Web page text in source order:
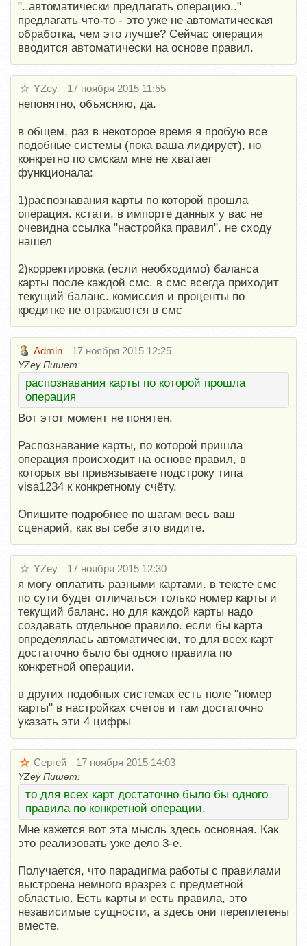
"..автоматически предлагать операцию.."
предлагать что-то - это уже не автоматическая
обработка, чем это лучше? Сейчас операция
вводится автоматически на основе правил.
YZey 17 ноября 2015 11:55
непонятно, объясняю, да.
в общем, раз в некоторое время я пробую все
подобные системы (пока ваша лидирует), но
конкретно по смскам мне не хватает
функционала:
1)распознавания карты по которой прошла
операция. кстати, в импорте данных у вас не
очевидна ссылка "настройка правил". не сходу
нашел
2)корректировка (если необходимо) баланса
карты после каждой смс. в смс всегда приходит
текущий баланс. комиссия и проценты по
кредитке не отражаются в смс
Admin 17 ноября 2015 12:25
YZey Пишет:
распознавания карты по которой прошла
операция
Вот этот момент не понятен.
Распознавание карты, по которой пришла
операция происходит на основе правил, в
которых вы привязываете подстроку типа
visa1234 к конкретному счёту.
Опишите подробнее по шагам весь ваш
сценарий, как вы себе это видите.
YZey 17 ноября 2015 12:30
я могу оплатить разными картами. в тексте смс
по сути будет отличаться только номер карты и
текущий баланс. но для каждой карты надо
создавать отдельное правило. если бы карта
определялась автоматически, то для всех карт
достаточно было бы одного правила по
конкретной операции.
в других подобных системах есть поле "номер
карты" в настройках счетов и там достаточно
указать эти 4 цифры
Сергей 17 ноября 2015 14:03
YZey Пишет:
то для всех карт достаточно было бы одного
правила по конкретной операции.
Мне кажется вот эта мысль здесь основная. Как
это реализовать уже дело 3-е.
Получается, что парадигма работы с правилами
выстроена немного вразрез с предметной
областью. Есть карты и есть правила, это
независимые сущности, а здесь они переплетены
вместе.